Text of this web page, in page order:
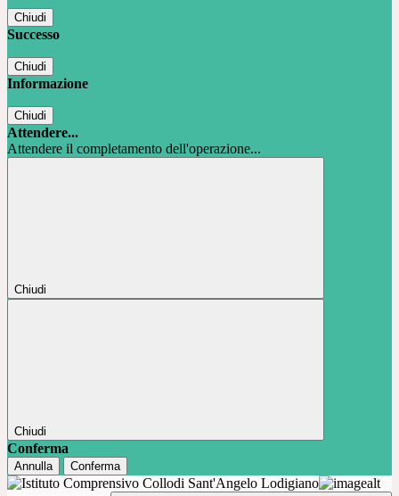
Chiudi
Successo
Chiudi
Informazione
Chiudi
Attendere...
Attendere il completamento dell'operazione...
Chiudi
Chiudi
Conferma
Annulla Conferma